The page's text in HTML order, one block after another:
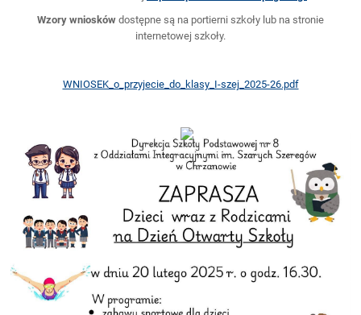
Wzory wniosków dostępne są na portierni szkoły lub na stronie
internetowej szkoły.
WNIOSEK_o_przyjecie_do_klasy_I-szej_2025-26.pdf